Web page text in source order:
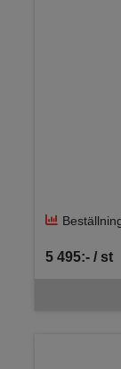
5 495:- / st
SEK per ST